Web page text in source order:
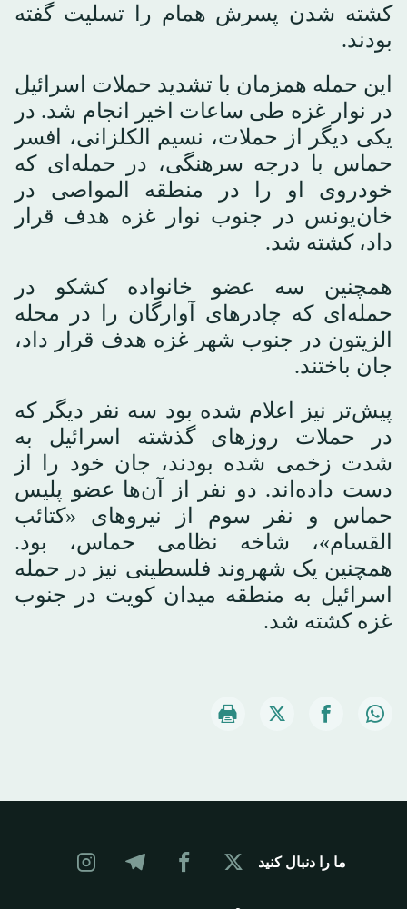
کشته شدن پسرش همام را تسلیت گفته
بودند.
این حمله همزمان با تشدید حملات اسرائیل
در نوار غزه طی ساعات اخیر انجام شد. در
یکی دیگر از حملات، نسیم الکلزانی، افسر
حماس با درجه سرهنگی، در حمله‌ای که
خودروی او را در منطقه المواصی در
خان‌یونس در جنوب نوار غزه هدف قرار
داد، کشته شد.
همچنین سه عضو خانواده کشکو در
حمله‌ای که چادرهای آوارگان را در محله
الزیتون در جنوب شهر غزه هدف قرار داد،
جان باختند.
پیش‌تر نیز اعلام شده بود سه نفر دیگر که
در حملات روزهای گذشته اسرائیل به
شدت زخمی شده بودند، جان خود را از
دست داده‌اند. دو نفر از آن‌ها عضو پلیس
حماس و نفر سوم از نیروهای «کتائب
القسام»، شاخه نظامی حماس، بود.
همچنین یک شهروند فلسطینی نیز در حمله
اسرائیل به منطقه میدان کویت در جنوب
غزه کشته شد.
ما را دنبال کنید